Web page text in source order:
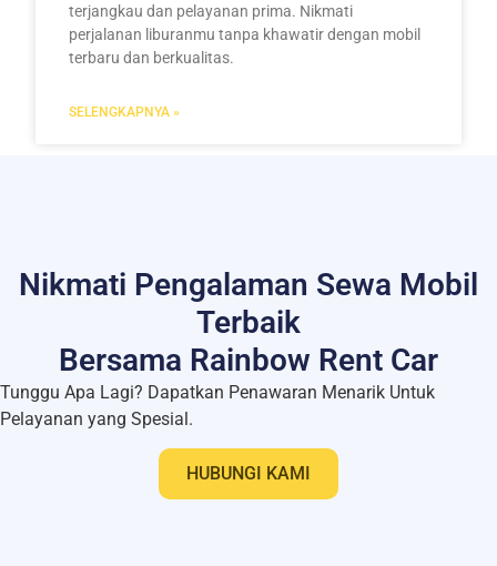
terjangkau dan pelayanan prima. Nikmati
perjalanan liburanmu tanpa khawatir dengan mobil
terbaru dan berkualitas.
SELENGKAPNYA »
Nikmati Pengalaman Sewa Mobil
Terbaik
Bersama Rainbow Rent Car
Tunggu Apa Lagi? Dapatkan Penawaran Menarik Untuk
Pelayanan yang Spesial.
HUBUNGI KAMI